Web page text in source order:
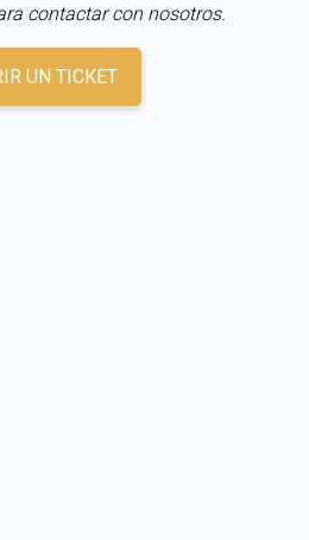
contactar con nosotros.
UN TICKET